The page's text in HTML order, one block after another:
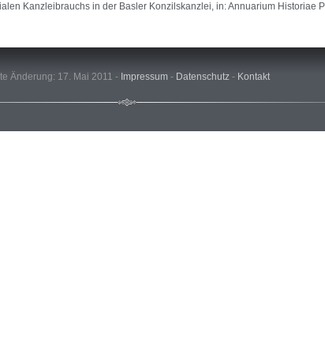
Kanzleibrauchs in der Basler Konzilskanzlei, in: Annuarium Historiae
Änderung: 17. Mai 2011 - Impressum - Datenschutz - Kontakt